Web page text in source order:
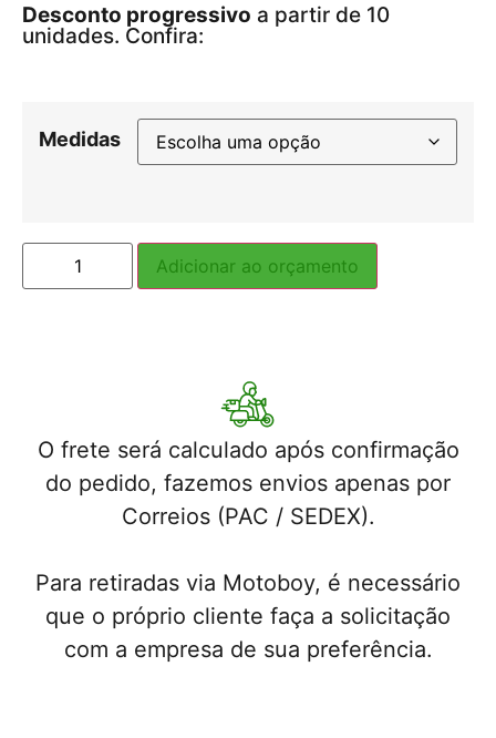
Desconto progressivo a partir de 10
unidades. Confira:
Medidas
Adicionar ao orçamento
O frete será calculado após confirmação
do pedido, fazemos envios apenas por
Correios (PAC / SEDEX).
Para retiradas via Motoboy, é necessário
que o próprio cliente faça a solicitação
com a empresa de sua preferência.